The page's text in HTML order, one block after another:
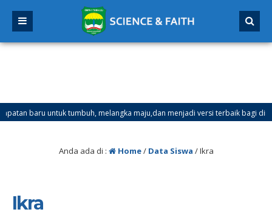
baru untuk tumbuh, melangka maju,dan menjadi versi terbaik bagi dirimu.
Ganjil Mulai Tanggal 21 Desember 2025 sd Tanggal 4 Januari 2026
Anda ada di : Home/ Data Siswa /Ikra
Ikra